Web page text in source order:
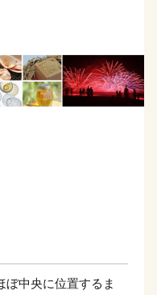
中央に位置するま